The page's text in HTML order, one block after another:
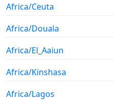
Africa/Ceuta
Africa/Douala
Africa/El_Aaiun
Africa/Kinshasa
Africa/Lagos